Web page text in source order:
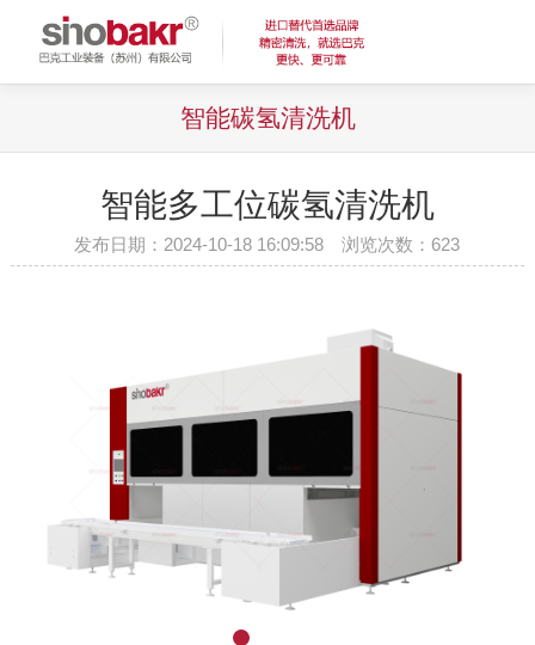
智能碳氢清洗机
智能多工位碳氢清洗机
发布日期：2024-10-18 16:09:58 浏览次数： 623